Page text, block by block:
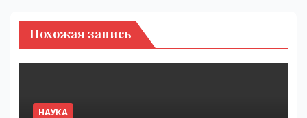
Похожая запись
НАУКА